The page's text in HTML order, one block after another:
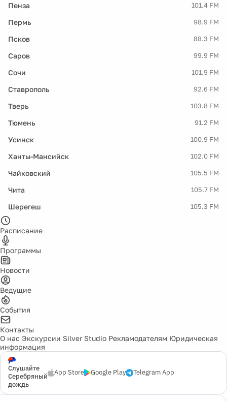
Пенза 101.4 FM
Пермь 98.9 FM
Псков 88.3 FM
Саров 99.9 FM
Сочи 101.9 FM
Ставрополь 92.6 FM
Тверь 103.8 FM
Тюмень 91.2 FM
Усинск 100.9 FM
Ханты-Мансийск 102.0 FM
Чайковский 105.5 FM
Чита 105.7 FM
Шерегеш 105.3 FM
Расписание
Программы
Новости
Ведущие
События
Контакты
О нас Экскурсии Silver Studio Рекламодателям Юридическая
информация
Слушайте
Серебряный
дождь
App Store Google Play Telegram App